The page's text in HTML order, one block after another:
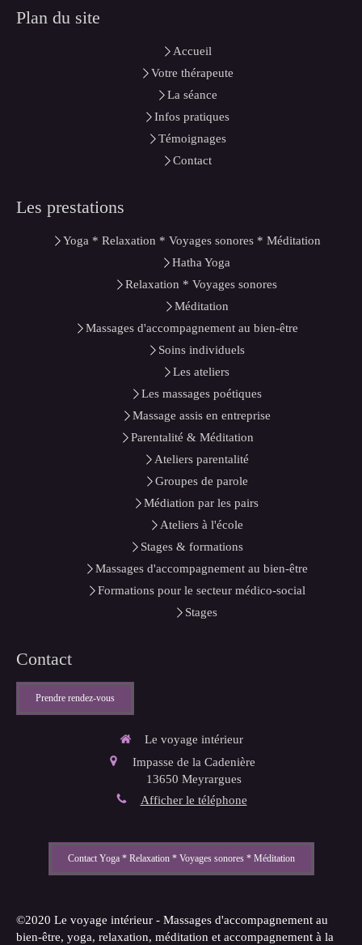
Plan du site
Accueil
Votre thérapeute
La séance
Infos pratiques
Témoignages
Contact
Les prestations
Yoga * Relaxation * Voyages sonores * Méditation
Hatha Yoga
Relaxation * Voyages sonores
Méditation
Massages d'accompagnement au bien-être
Soins individuels
Les ateliers
Les massages poétiques
Massage assis en entreprise
Parentalité & Méditation
Ateliers parentalité
Groupes de parole
Médiation par les pairs
Ateliers à l'école
Stages & formations
Massages d'accompagnement au bien-être
Formations pour le secteur médico-social
Stages
Contact
Prendre rendez-vous
Le voyage intérieur
Impasse de la Cadenière
13650 Meyrargues
Afficher le téléphone
Contact Yoga * Relaxation * Voyages sonores * Méditation
©2020 Le voyage intérieur - Massages d'accompagnement au
bien-être, yoga, relaxation, méditation et accompagnement à la